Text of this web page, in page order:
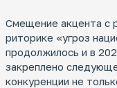
Смещение акцента с
риторике «угроз
продолжилось и в
закреплено
конкуренции не